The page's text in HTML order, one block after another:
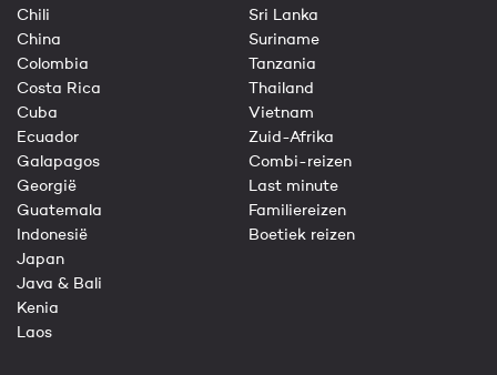
Chili
China
Colombia
Costa Rica
Cuba
Ecuador
Galapagos
Georgië
Guatemala
Indonesië
Japan
Java & Bali
Kenia
Laos
Sri Lanka
Suriname
Tanzania
Thailand
Vietnam
Zuid-Afrika
Combi-reizen
Last minute
Familiereizen
Boetiek reizen